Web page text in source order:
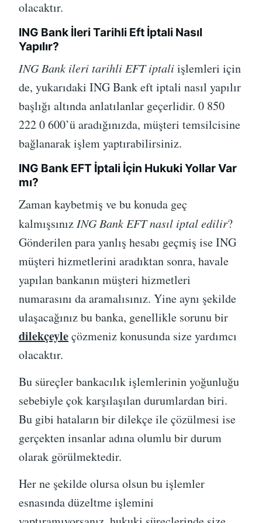
olacaktır.
ING Bank İleri Tarihli Eft İptali Nasıl
Yapılır?
ING Bank ileri tarihli EFT iptaliişlemleri için
de, yukarıdaki ING Bank eft iptali nasıl yapılır
başlığı altında anlatılanlar geçerlidir. 0 850
222 0 600’ü aradığınızda, müşteri temsilcisine
bağlanarak işlem yaptırabilirsiniz.
ING Bank EFT İptali İçin Hukuki Yollar Var
mı?
Zaman kaybetmiş ve bu konuda geç
kalmışsınız ING Bank EFT nasıl iptal edilir?
Gönderilen para yanlış hesabı geçmiş ise ING
müşteri hizmetlerini aradıktan sonra, havale
yapılan bankanın müşteri hizmetleri
numarasını da aramalısınız. Yine aynı şekilde
ulaşacağınız bu banka, genellikle sorunu bir
dilekçeyleçözmeniz konusunda size yardımcı
olacaktır.
Bu süreçler bankacılık işlemlerinin yoğunluğu
sebebiyle çok karşılaşılan durumlardan biri.
Bu gibi hataların bir dilekçe ile çözülmesi ise
gerçekten insanlar adına olumlu bir durum
olarak görülmektedir.
Her ne şekilde olursa olsun bu işlemler
esnasında düzeltme işlemini